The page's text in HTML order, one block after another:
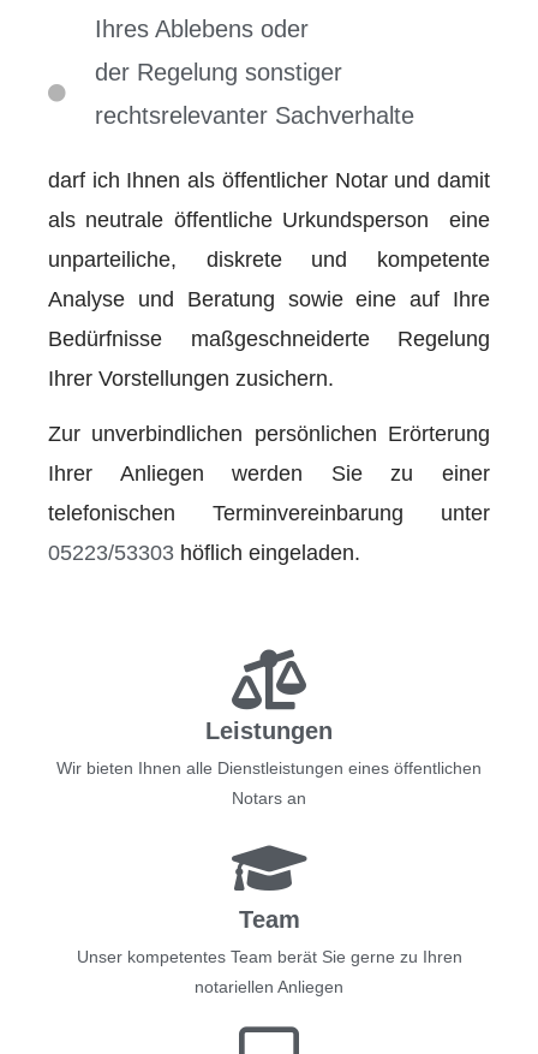
Ihres Ablebens oder
der Regelung sonstiger
rechtsrelevanter Sachverhalte
darf ich Ihnen als öffentlicher Notar und damit
als neutrale öffentliche Urkundsperson eine
unparteiliche, diskrete und kompetente
Analyse und Beratung sowie eine auf Ihre
Bedürfnisse maßgeschneiderte Regelung
Ihrer Vorstellungen zusichern.
Zur unverbindlichen persönlichen Erörterung
Ihrer Anliegen werden Sie zu einer
telefonischen Terminvereinbarung unter
05223/53303 höflich eingeladen.
Leistungen
Wir bieten Ihnen alle Dienstleistungen eines öffentlichen
Notars an
Team
Unser kompetentes Team berät Sie gerne zu Ihren
notariellen Anliegen